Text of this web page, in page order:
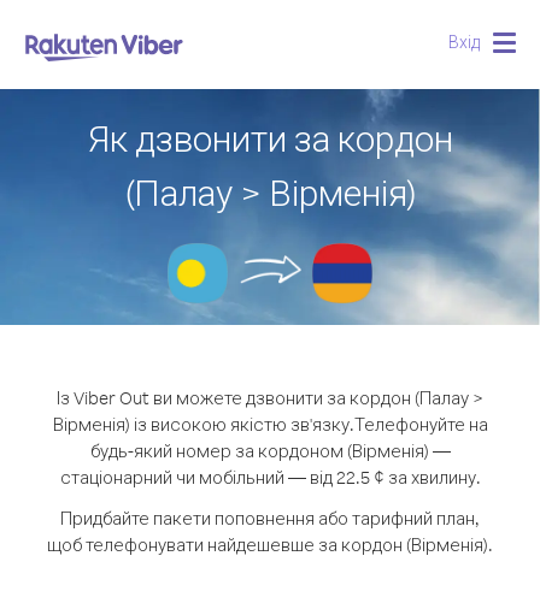
Вхід
Як дзвонити за кордон
(Палау > Вірменія)
Із Viber Out ви можете дзвонити за кордон (Палау >
Вірменія) із високою якістю зв'язку.Телефонуйте на
будь-який номер за кордоном (Вірменія) —
стаціонарний чи мобільний — від 22.5 ¢ за хвилину.
Придбайте пакети поповнення або тарифний план,
щоб телефонувати найдешевше за кордон (Вірменія).